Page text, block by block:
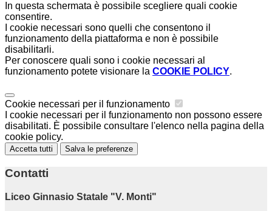
In questa schermata è possibile scegliere quali cookie
consentire.
I cookie necessari sono quelli che consentono il
funzionamento della piattaforma e non è possibile
disabilitarli.
Per conoscere quali sono i cookie necessari al
funzionamento potete visionare la COOKIE POLICY.
Cookie necessari per il funzionamento
I cookie necessari per il funzionamento non possono essere
disabilitati. È possibile consultare l'elenco nella pagina della
cookie policy.
Accetta tutti Salva le preferenze
Contatti
Liceo Ginnasio Statale "V. Monti"